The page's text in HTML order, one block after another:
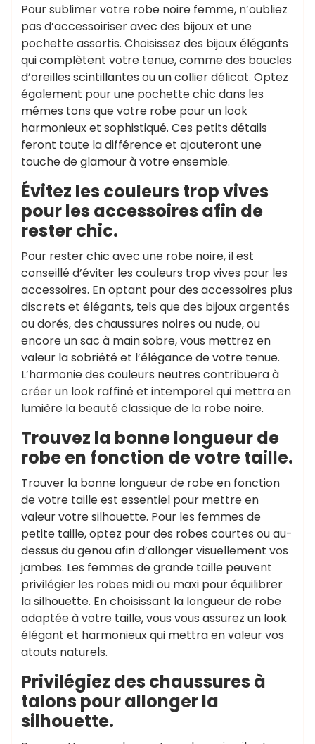
Pour sublimer votre robe noire femme, n’oubliez
pas d’accessoiriser avec des bijoux et une
pochette assortis. Choisissez des bijoux élégants
qui complètent votre tenue, comme des boucles
d’oreilles scintillantes ou un collier délicat. Optez
également pour une pochette chic dans les
mêmes tons que votre robe pour un look
harmonieux et sophistiqué. Ces petits détails
feront toute la différence et ajouteront une
touche de glamour à votre ensemble.
Évitez les couleurs trop vives
pour les accessoires afin de
rester chic.
Pour rester chic avec une robe noire, il est
conseillé d’éviter les couleurs trop vives pour les
accessoires. En optant pour des accessoires plus
discrets et élégants, tels que des bijoux argentés
ou dorés, des chaussures noires ou nude, ou
encore un sac à main sobre, vous mettrez en
valeur la sobriété et l’élégance de votre tenue.
L’harmonie des couleurs neutres contribuera à
créer un look raffiné et intemporel qui mettra en
lumière la beauté classique de la robe noire.
Trouvez la bonne longueur de
robe en fonction de votre taille.
Trouver la bonne longueur de robe en fonction
de votre taille est essentiel pour mettre en
valeur votre silhouette. Pour les femmes de
petite taille, optez pour des robes courtes ou au-
dessus du genou afin d’allonger visuellement vos
jambes. Les femmes de grande taille peuvent
privilégier les robes midi ou maxi pour équilibrer
la silhouette. En choisissant la longueur de robe
adaptée à votre taille, vous vous assurez un look
élégant et harmonieux qui mettra en valeur vos
atouts naturels.
Privilégiez des chaussures à
talons pour allonger la
silhouette.